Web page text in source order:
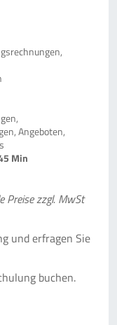
Angeboten,
Min
Preise zzgl. MwSt
und erfragen Sie
buchen.